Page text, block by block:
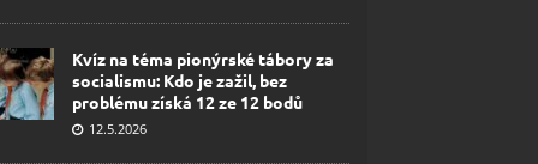
Kvíz na téma pionýrské tábory za
socialismu: Kdo je zažil, bez
problému získá 12 ze 12 bodů
12.5.2026